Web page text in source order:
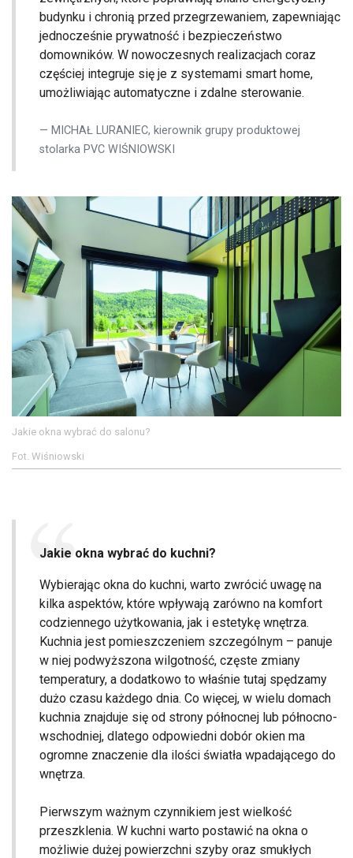
budynku i chronią przed przegrzewaniem, zapewniając
jednocześnie prywatność i bezpieczeństwo
domowników. W nowoczesnych realizacjach coraz
częściej integruje się je z systemami smart home,
umożliwiając automatyczne i zdalne sterowanie.
MICHAŁ LURANIEC, kierownik grupy produktowej
stolarka PVC WIŚNIOWSKI
Jakie okna wybrać do salonu?
Fot. Wiśniowski
Jakie okna wybrać do kuchni?
Wybierając okna do kuchni, warto zwrócić uwagę na
kilka aspektów, które wpływają zarówno na komfort
codziennego użytkowania, jak i estetykę wnętrza.
Kuchnia jest pomieszczeniem szczególnym – panuje
w niej podwyższona wilgotność, częste zmiany
temperatury, a dodatkowo to właśnie tutaj spędzamy
dużo czasu każdego dnia. Co więcej, w wielu domach
kuchnia znajduje się od strony północnej lub północno-
wschodniej, dlatego odpowiedni dobór okien ma
ogromne znaczenie dla ilości światła wpadającego do
wnętrza.
Pierwszym ważnym czynnikiem jest wielkość
przeszklenia. W kuchni warto postawić na okna o
możliwie dużej powierzchni szyby oraz smukłych